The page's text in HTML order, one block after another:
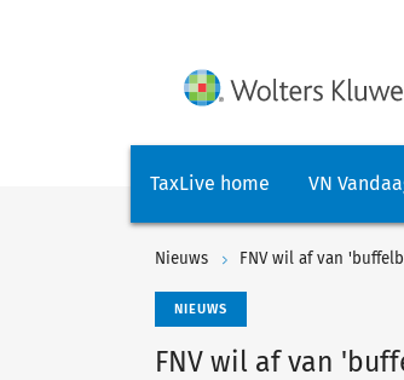
TaxLive home VN
Nieuws FNV wil af van
NIEUWS
FNV wil af van